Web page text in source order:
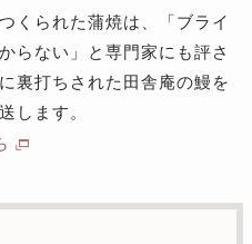
くられた蒲焼は、「ブライ
らない」と専門家にも評さ
裏打ちされた田舎庵の鰻を
します。